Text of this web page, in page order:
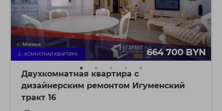
2 - КОМНАТНАЯ КВАРТИРА 664 700 BYN
Двухкомнатная квартира с
дизайнерским ремонтом Игуменский
тракт 16